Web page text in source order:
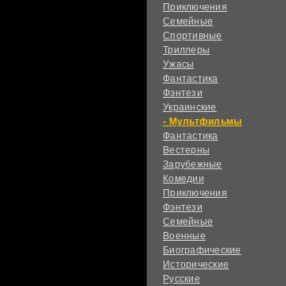
Приключения
Семейные
Спортивные
Триллеры
Ужасы
Фантастика
Фэнтези
Украинcкие
Мультфильмы
Фантастика
Вестерны
Зарубежные
Комедии
Приключения
Фэнтези
Семейные
Военные
Биографические
Исторические
Русские